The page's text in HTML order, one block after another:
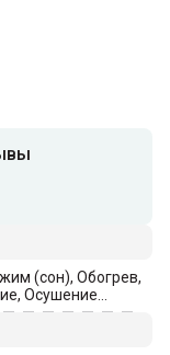
(сон), Обогрев,
Осушение